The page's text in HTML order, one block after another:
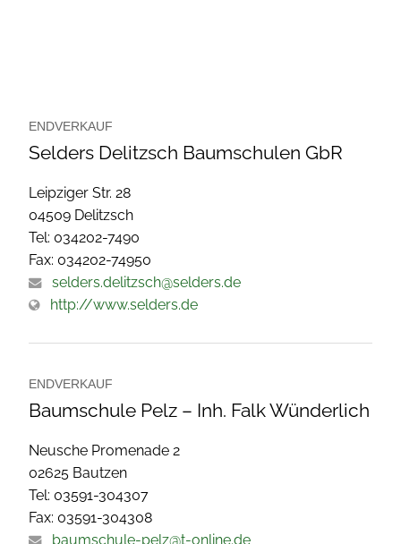
ENDVERKAUF
Selders Delitzsch Baumschulen GbR
Leipziger Str. 28
04509 Delitzsch
Tel: 034202-7490
Fax: 034202-74950
selders.delitzsch@selders.de
http://www.selders.de
ENDVERKAUF
Baumschule Pelz – Inh. Falk Wünderlich
Neusche Promenade 2
02625 Bautzen
Tel: 03591-304307
Fax: 03591-304308
baumschule-pelz@t-online.de